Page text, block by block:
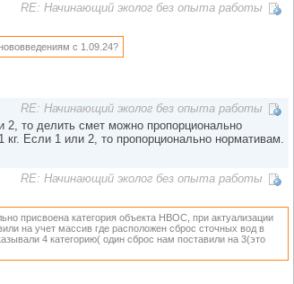
RE: Начинающий эколог без опыта работы
с 1.09.24?
RE: Начинающий эколог без опыта работы
то делить смет можно пропорционально
Если 1 или 2, то пропорционально нормативам.
RE: Начинающий эколог без опыта работы
присвоена категория объекта НВОС, при актуализации
на учет массив где расположен сброс сточных вод в
4 категорию( один сброс нам поставили на 3(это